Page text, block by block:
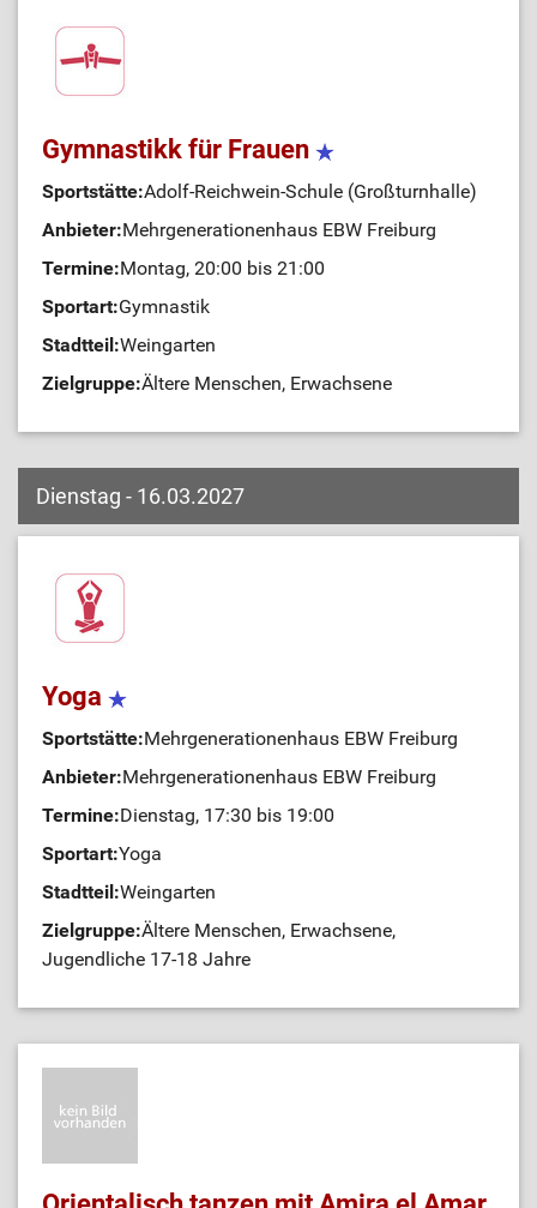
Gymnastikk für Frauen
Sportstätte:Adolf-Reichwein-Schule (Großturnhalle)
Anbieter:Mehrgenerationenhaus EBW Freiburg
Termine:Montag, 20:00 bis 21:00
Sportart:Gymnastik
Stadtteil:Weingarten
Zielgruppe:Ältere Menschen, Erwachsene
Dienstag - 16.03.2027
Yoga
Sportstätte:Mehrgenerationenhaus EBW Freiburg
Anbieter:Mehrgenerationenhaus EBW Freiburg
Termine:Dienstag, 17:30 bis 19:00
Sportart:Yoga
Stadtteil:Weingarten
Zielgruppe:Ältere Menschen, Erwachsene,
Jugendliche 17-18 Jahre